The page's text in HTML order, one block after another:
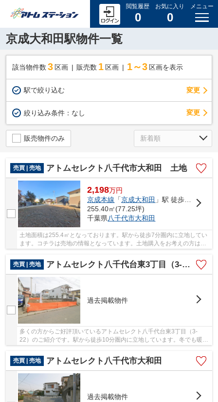
閲覧履歴
0
お気に入り
0
メニュー
京成大和田駅物件一覧
該当物件数 3 区画 販売数 1 区画 1～3 区画を表示
駅で絞り込む 変更
絞り込み条件： なし 変更
販売物件のみ
売買 | 売地 アトムセレクト八千代市大和田 土地
2,198万円
京成本線 「京成大和田 」駅 徒歩7分
255.40㎡(77.25坪)
千葉県八千代市大和田
土地面積は255.4㎡となっております。駅から徒歩7分圏内に立地してい
ます。コチラは売地の情報となっています。土地購入をお考えの方は是
売買 | 売地
アトムセレクト八千代台東3丁目（3-22）
過去掲載物件
多くの方からご好評頂いているアトムセレクト八千代台東3丁目（3-
22）のご紹介です。駅から徒歩10分圏内に立地しています。冬でも暖か
売買 | 売地
アトムセレクト八千代市大和田
過去掲載物件